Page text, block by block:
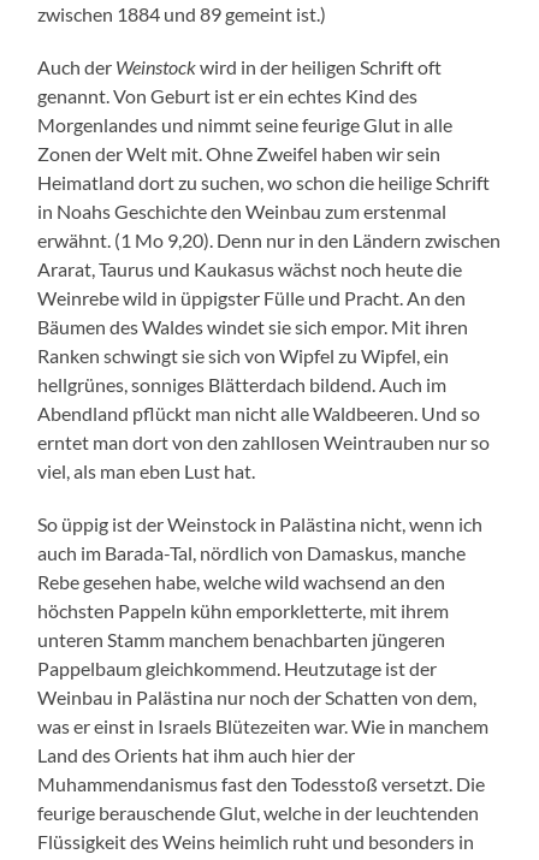
zwischen 1884 und 89 gemeint ist.)
Auch der Weinstockwird in der heiligen Schrift oft
genannt. Von Geburt ist er ein echtes Kind des
Morgenlandes und nimmt seine feurige Glut in alle
Zonen der Welt mit. Ohne Zweifel haben wir sein
Heimatland dort zu suchen, wo schon die heilige Schrift
in Noahs Geschichte den Weinbau zum erstenmal
erwähnt. (1 Mo 9,20). Denn nur in den Ländern zwischen
Ararat, Taurus und Kaukasus wächst noch heute die
Weinrebe wild in üppigster Fülle und Pracht. An den
Bäumen des Waldes windet sie sich empor. Mit ihren
Ranken schwingt sie sich von Wipfel zu Wipfel, ein
hellgrünes, sonniges Blätterdach bildend. Auch im
Abendland pflückt man nicht alle Waldbeeren. Und so
erntet man dort von den zahllosen Weintrauben nur so
viel, als man eben Lust hat.
So üppig ist der Weinstock in Palästina nicht, wenn ich
auch im Barada-Tal, nördlich von Damaskus, manche
Rebe gesehen habe, welche wild wachsend an den
höchsten Pappeln kühn emporkletterte, mit ihrem
unteren Stamm manchem benachbarten jüngeren
Pappelbaum gleichkommend. Heutzutage ist der
Weinbau in Palästina nur noch der Schatten von dem,
was er einst in Israels Blütezeiten war. Wie in manchem
Land des Orients hat ihm auch hier der
Muhammendanismus fast den Todesstoß versetzt. Die
feurige berauschende Glut, welche in der leuchtenden
Flüssigkeit des Weins heimlich ruht und besonders in